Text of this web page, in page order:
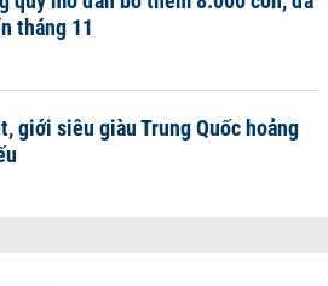
tháng 11
giới siêu giàu Trung Quốc hoảng